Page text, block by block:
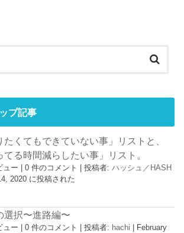
プ記事
たくてもできていない事」リストと、
てる時間減らしたい事」リスト。
ュー |0 件のコメント |投稿者:ハッシュ／HASH
2020 に投稿された
選択〜進路編〜
ュー |0 件のコメント |投稿者: hachi | February